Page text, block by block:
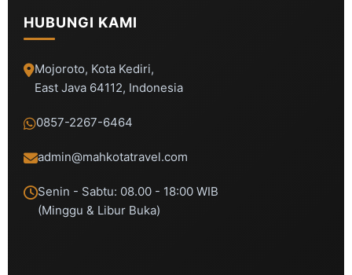
HUBUNGI KAMI
Mojoroto, Kota Kediri,
East Java 64112, Indonesia
0857-2267-6464
admin@mahkotatravel.com
Senin - Sabtu: 08.00 - 18:00 WIB
(Minggu & Libur Buka)